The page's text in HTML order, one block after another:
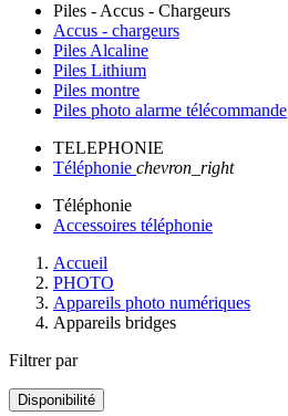
Piles - Accus - Chargeurs
Accus - chargeurs
Piles Alcaline
Piles Lithium
Piles montre
Piles photo alarme télécommande
TELEPHONIE
Téléphonie chevron_right
Téléphonie
Accessoires téléphonie
Accueil
PHOTO
Appareils photo numériques
Appareils bridges
Filtrer par
Disponibilité